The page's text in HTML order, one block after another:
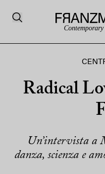
Radical
Un’intervista a
danza, scienza e